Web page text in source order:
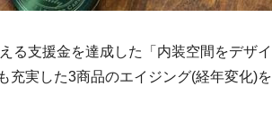
る支援金を達成した「内装空間をデザイ
充実した3商品のエイジング(経年変化)を